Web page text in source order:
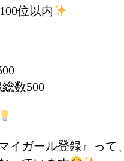
位以内
数500
イガール登録』って、